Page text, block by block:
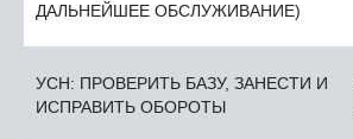
ДАЛЬНЕЙШЕЕ ОБСЛУЖИВАНИЕ)
УСН: ПРОВЕРИТЬ БАЗУ, ЗАНЕСТИ И
ИСПРАВИТЬ ОБОРОТЫ